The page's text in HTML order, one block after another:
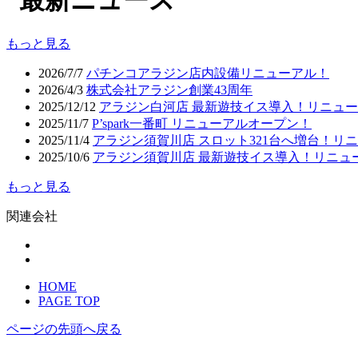
もっと見る
2026/7/7 パチンコアラジン店内設備リニューアル！
2026/4/3 株式会社アラジン創業43周年
2025/12/12 アラジン白河店 最新遊技イス導入！リニュー
2025/11/7 P’spark一番町 リニューアルオープン！
2025/11/4 アラジン須賀川店 スロット321台へ増台！リニ
2025/10/6 アラジン須賀川店 最新遊技イス導入！リニュ
もっと見る
関連会社
HOME
PAGE TOP
ページの先頭へ戻る